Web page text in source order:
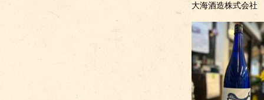
大海酒造株式会社